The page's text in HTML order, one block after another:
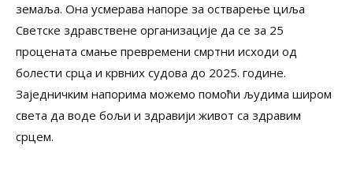
земаља. Она усмерава напоре за остварење циља
Светске здравствене организације да се за 25
процената смање превремени смртни исходи од
болести срца и крвних судова до 2025. године.
Заједничким напорима можемо помоћи људима широм
света да воде бољи и здравији живот са здравим
срцем.